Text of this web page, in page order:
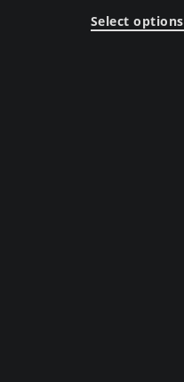
Select options